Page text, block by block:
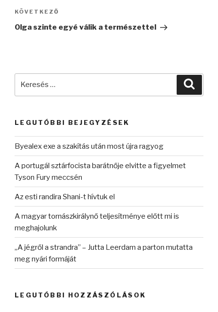
Következő
bejegyzés
KÖVETKEZŐ
Olga szinte egyé válik a természettel
LEGUTÓBBI BEJEGYZÉSEK
Byealex exe a szakítás után most újra ragyog
A portugál sztárfocista barátnője elvitte a figyelmet
Tyson Fury meccsén
Az esti randira Shani-t hívtuk el
A magyar tornászkirálynő teljesítménye előtt mi is
meghajolunk
„A jégről a strandra” – Jutta Leerdam a parton mutatta
meg nyári formáját
LEGUTÓBBI HOZZÁSZÓLÁSOK